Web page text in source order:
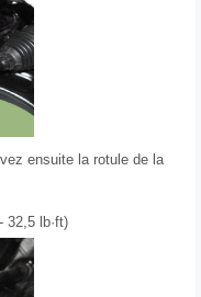
ensuite la rotule de la
32,5 lb·ft)